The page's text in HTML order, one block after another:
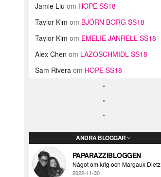
Jamie Liu om HOPE SS18
Taylor Kim om BJÖRN BORG SS18
Taylor Kim om EMELIE JANRELL SS18
Alex Chen om LAZOSCHMIDL SS18
Sam Rivera om HOPE SS18
ANDRA BLOGGAR
PAPARAZZIBLOGGEN
Något om krig och Margaux Dietz
2022-11-30